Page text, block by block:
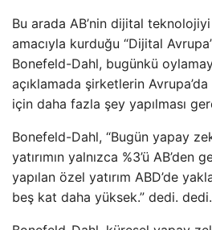
Bu arada AB’nin dijital
amacıyla kurduğu “Dijital
Bonefeld-Dahl, bugünkü
açıklamada şirketlerin Avrupa’da
için daha fazla şey yapılması
Bonefeld-Dahl, “Bugün yapay
yatırımın yalnızca %3’ü
yapılan özel yatırım ABD’de
beş kat daha yüksek.” dedi. dedi.